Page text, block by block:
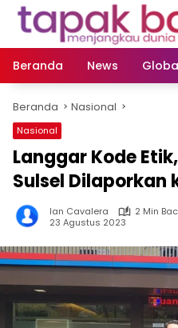
Langsung
Beranda
News
Beranda Nasional
Nasional
Langgar Kode
Sulsel Dilaporkan
Ian Cavalera
2 Min
23 Agustus 2023